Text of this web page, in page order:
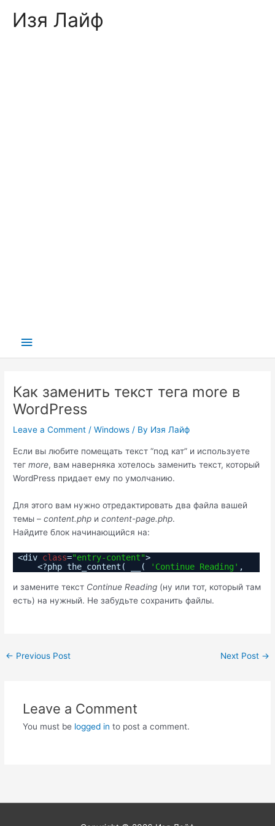
Изя Лайф
Main
Как заменить текст тега more в
WordPress
Leave a Comment /Windows / By Изя Лайф
Если вы любите помещать текст “под кат” и используете
тегmore, вам наверняка хотелось заменить текст, который
WordPress придает ему по умолчанию.
Для этого вам нужно отредактировать два файла вашей
темы –content.php иcontent-page.php.
Найдите блок начинающийся на:
<div class="entry-content">
<?php the_content( __(
'Continue Reading' ,
и замените текст Continue Reading (ну или тот, который там
есть) на нужный. Не забудьте сохранить файлы.
Post
← Previous Post Next Post →
Leave a Comment
You must be logged in to post a comment.